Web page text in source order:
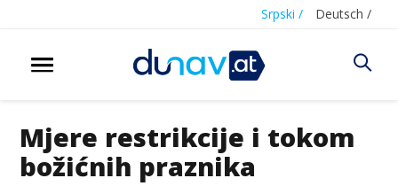
Srpski / Deutsch /
Mjere restrikcije i tokom
božićnih praznika